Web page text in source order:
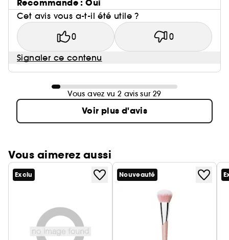
Recommande : Oui
Cet avis vous a-t-il été utile ?
0 0
Signaler ce contenu
Vous avez vu 2 avis sur 29
Voir plus d'avis
Vous aimerez aussi
Exclu Nouveauté